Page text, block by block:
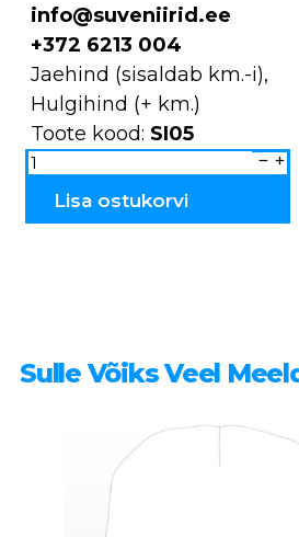
info@suveniirid.ee
+372 6213 004
Jaehind (sisaldab km.-i),
Hulgihind (+ km.)
Toote kood: SI05
Saunamüts
MEESTE
SI05
Lisa ostukorvi
Sulle Võiks Veel